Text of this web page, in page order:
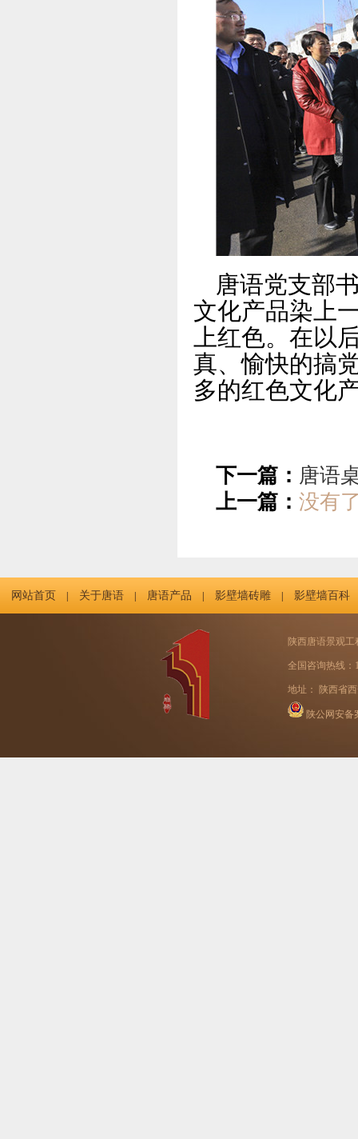
唐语党支部
文化产品染上
上红色。在以
真、愉快的搞
多的红色文化
下一篇： 唐语
上一篇： 没有
网站首页 关于唐语 唐语产品 影壁墙砖雕 影壁墙百科
陕西唐语景观
全国咨询热线：
地址： 陕西省
陕公网安备